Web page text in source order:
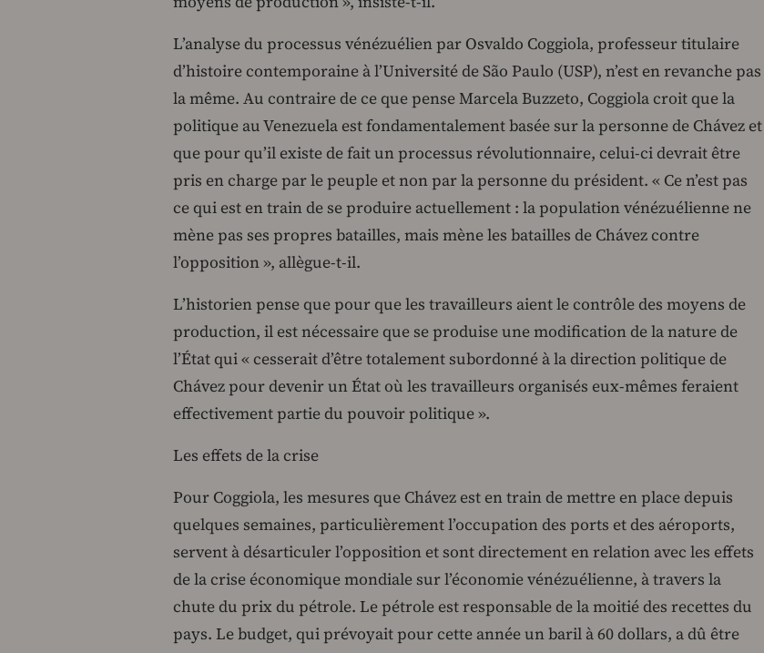
L’analyse du processus vénézuélien par Osvaldo Coggiola, professeur titulaire
d’histoire contemporaine à l’Université de São Paulo (USP), n’est en revanche pas
la même. Au contraire de ce que pense Marcela Buzzeto, Coggiola croit que la
politique au Venezuela est fondamentalement basée sur la personne de Chávez et
que pour qu’il existe de fait un processus révolutionnaire, celui-ci devrait être
pris en charge par le peuple et non par la personne du président. « Ce n’est pas
ce qui est en train de se produire actuellement : la population vénézuélienne ne
mène pas ses propres batailles, mais mène les batailles de Chávez contre
l’opposition », allègue-t-il.
L’historien pense que pour que les travailleurs aient le contrôle des moyens de
production, il est nécessaire que se produise une modification de la nature de
l’État qui « cesserait d’être totalement subordonné à la direction politique de
Chávez pour devenir un État où les travailleurs organisés eux-mêmes feraient
effectivement partie du pouvoir politique ».
Les effets de la crise
Pour Coggiola, les mesures que Chávez est en train de mettre en place depuis
quelques semaines, particulièrement l’occupation des ports et des aéroports,
servent à désarticuler l’opposition et sont directement en relation avec les effets
de la crise économique mondiale sur l’économie vénézuélienne, à travers la
chute du prix du pétrole. Le pétrole est responsable de la moitié des recettes du
pays. Le budget, qui prévoyait pour cette année un baril à 60 dollars, a dû être